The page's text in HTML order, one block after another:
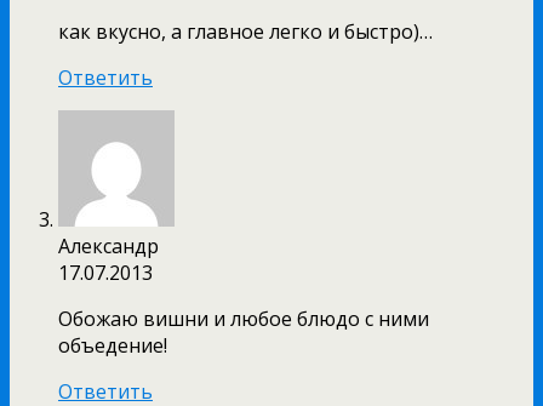
как вкусно, а главное легко и быстро)…
Ответить
Александр
17.07.2013
Обожаю вишни и любое блюдо с ними
объедение!
Ответить